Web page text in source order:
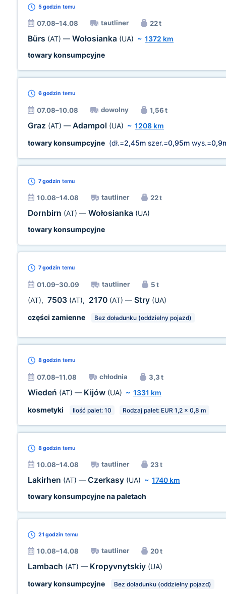
5 godzin temu
07.08–14.08 tautliner 22 t
Bürs (AT) — Wołosianka (UA) ~ 1372 km
towary konsumpcyjne
6 godzin temu
07.08–10.08 dowolny 1,56 t
Graz (AT) — Adampol (UA) ~ 1208 km
towary konsumpcyjne (dł.=2,45m szer.=0,95m wys.=
7 godzin temu
10.08–14.08 tautliner 22 t
Dornbirn (AT) — Wołosianka (UA)
towary konsumpcyjne
7 godzin temu
01.09–30.09 tautliner 5 t
(AT), 7503 (AT), 2170 (AT) — Stry (UA)
części zamienne
Bez doładunku (oddzielny pojazd)
8 godzin temu
07.08–11.08 chłodnia 3,3 t
Wiedeń (AT) — Kijów (UA) ~ 1331 km
kosmetyki
Ilość palet: 10 Rodzaj palet: EUR 1,2 x 0,8 m
8 godzin temu
10.08–14.08 tautliner 23 t
Lakirhen (AT) — Czerkasy (UA) ~ 1740 km
towary konsumpcyjne na paletach
21 godzin temu
10.08–14.08 tautliner 20 t
Lambach (AT) — Kropyvnytskiy (UA)
towary konsumpcyjne
Bez doładunku (oddzielny pojazd)